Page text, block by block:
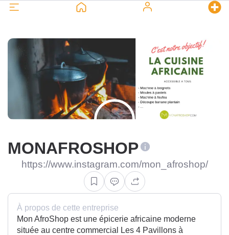
MONAFROSHOP
https://www.instagram.com/mon_afroshop/
À propos de cette entreprise
Mon AfroShop est une épicerie africaine moderne
située au centre commercial Les 4 Pavillons à